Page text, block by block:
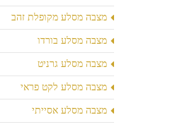
מצבה מסלע מקופלת זהב
מצבה מסלע בורדו
מצבה מסלע גרניט
מצבה מסלע לקט פראי
מצבה מסלע אסייתי